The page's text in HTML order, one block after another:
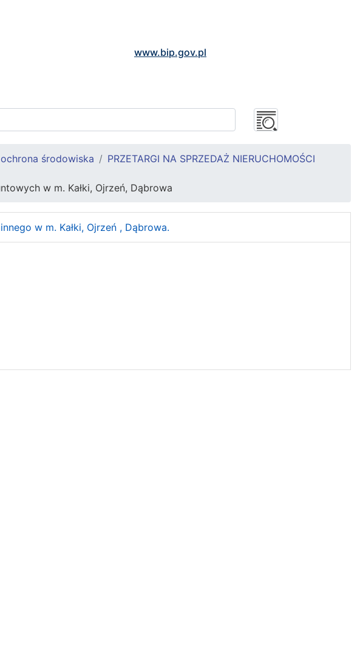
www.bip.gov.pl
środowiska
PRZETARGI NA SPRZEDAŻ NIERUCHOMOŚCI
w m. Kałki, Ojrzeń, Dąbrowa
w m. Kałki, Ojrzeń , Dąbrowa.